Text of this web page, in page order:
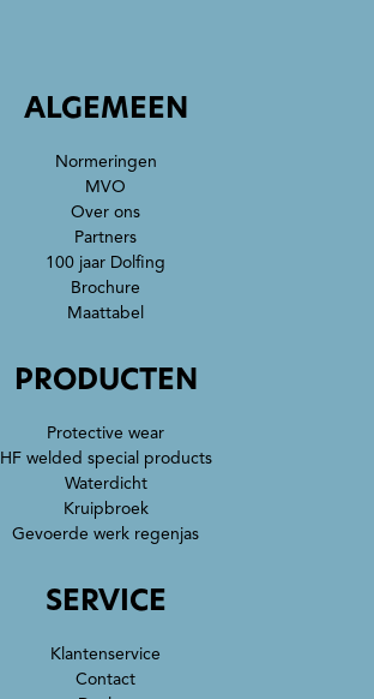
ALGEMEEN
Normeringen
MVO
Over ons
Partners
100 jaar Dolfing
Brochure
Maattabel
PRODUCTEN
Protective wear
HF welded special products
Waterdicht
Kruipbroek
Gevoerde werk regenjas
SERVICE
Klantenservice
Contact